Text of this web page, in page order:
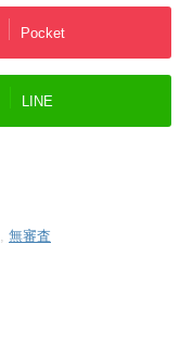
Pocket
LINE
, 無審査